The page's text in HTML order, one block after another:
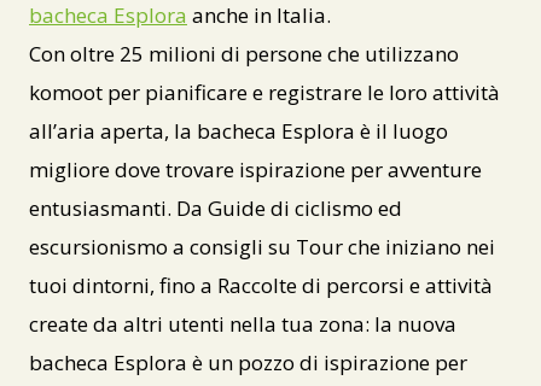
bacheca Esplora anche in Italia.
Con oltre 25 milioni di persone che utilizzano
komoot per pianificare e registrare le loro attività
all’aria aperta, la bacheca Esplora è il luogo
migliore dove trovare ispirazione per avventure
entusiasmanti. Da Guide di ciclismo ed
escursionismo a consigli su Tour che iniziano nei
tuoi dintorni, fino a Raccolte di percorsi e attività
create da altri utenti nella tua zona: la nuova
bacheca Esplora è un pozzo di ispirazione per